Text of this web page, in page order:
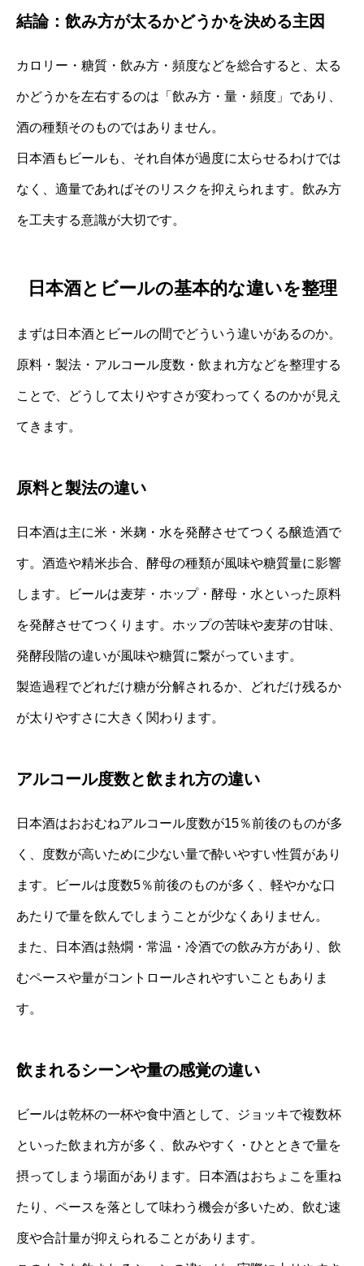
結論：飲み方が太るかどうかを決める主因
カロリー・糖質・飲み方・頻度などを総合すると、太る
かどうかを左右するのは「飲み方・量・頻度」であり、
酒の種類そのものではありません。
日本酒もビールも、それ自体が過度に太らせるわけでは
なく、適量であればそのリスクを抑えられます。飲み方
を工夫する意識が大切です。
日本酒とビールの基本的な違いを整理
まずは日本酒とビールの間でどういう違いがあるのか。
原料・製法・アルコール度数・飲まれ方などを整理する
ことで、どうして太りやすさが変わってくるのかが見え
てきます。
原料と製法の違い
日本酒は主に米・米麹・水を発酵させてつくる醸造酒で
す。酒造や精米歩合、酵母の種類が風味や糖質量に影響
します。ビールは麦芽・ホップ・酵母・水といった原料
を発酵させてつくります。ホップの苦味や麦芽の甘味、
発酵段階の違いが風味や糖質に繋がっています。
製造過程でどれだけ糖が分解されるか、どれだけ残るか
が太りやすさに大きく関わります。
アルコール度数と飲まれ方の違い
日本酒はおおむねアルコール度数が15％前後のものが多
く、度数が高いために少ない量で酔いやすい性質があり
ます。ビールは度数5％前後のものが多く、軽やかな口
あたりで量を飲んでしまうことが少なくありません。
また、日本酒は熱燗・常温・冷酒での飲み方があり、飲
むペースや量がコントロールされやすいこともありま
す。
飲まれるシーンや量の感覚の違い
ビールは乾杯の一杯や食中酒として、ジョッキで複数杯
といった飲まれ方が多く、飲みやすく・ひとときで量を
摂ってしまう場面があります。日本酒はおちょこを重ね
たり、ペースを落として味わう機会が多いため、飲む速
度や合計量が抑えられることがあります。